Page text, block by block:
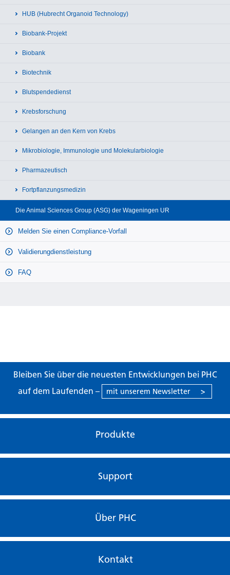
HUB (Hubrecht Organoid Technology)
Biobank-Projekt
Biobank
Biotechnik
Blutspendedienst
Krebsforschung
Gelangen an den Kern von Krebs
Mikrobiologie, Immunologie und Molekularbiologie
Pharmazeutisch
Fortpflanzungsmedizin
Die Animal Sciences Group (ASG) der Wageningen UR
Melden Sie einen Compliance-Vorfall
Validierungdienstleistung
FAQ
Bleiben Sie über die neuesten Entwicklungen bei PHC
auf dem Laufenden –
mit unserem Newsletter >
Produkte
Support
Über PHC
Kontakt